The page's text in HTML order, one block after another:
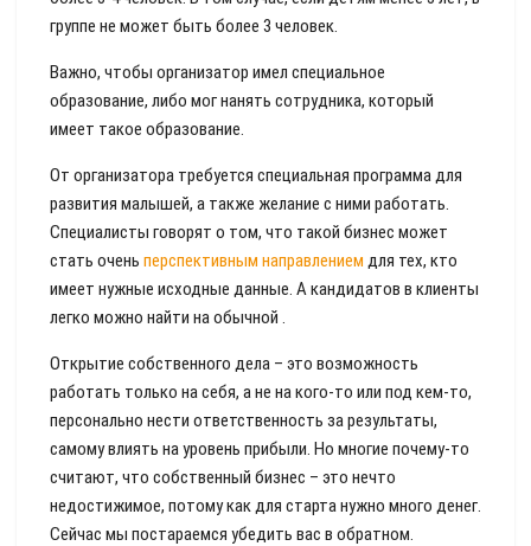
группе не может быть более 3 человек.
Важно, чтобы организатор имел специальное
образование, либо мог нанять сотрудника, который
имеет такое образование.
От организатора требуется специальная программа для
развития малышей, а также желание с ними работать.
Специалисты говорят о том, что такой бизнес может
стать очень перспективным направлением для тех, кто
имеет нужные исходные данные. А кандидатов в клиенты
легко можно найти на обычной .
Открытие собственного дела – это возможность
работать только на себя, а не на кого-то или под кем-то,
персонально нести ответственность за результаты,
самому влиять на уровень прибыли. Но многие почему-то
считают, что собственный бизнес – это нечто
недостижимое, потому как для старта нужно много денег.
Сейчас мы постараемся убедить вас в обратном.